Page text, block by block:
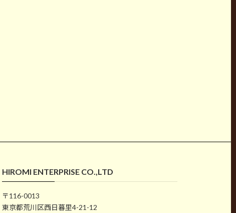
HIROMI ENTERPRISE CO.,LTD
〒116-0013
東京都荒川区西日暮里4-21-12